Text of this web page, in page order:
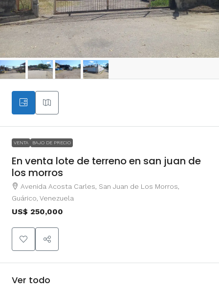
VENTA BAJO DE PRECIO
En venta lote de terreno en san juan de
los morros
Avenida Acosta Carles, San Juan de Los Morros,
Guárico, Venezuela
US$ 250,000
Ver todo